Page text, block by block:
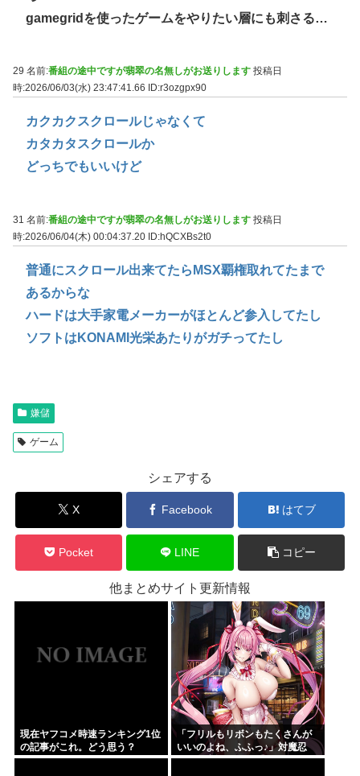
gamegridを使ったゲームをやりたい層にも刺さる…
29 名前:番組の途中ですが翡翠の名無しがお送りします 投稿日
時:2026/06/03(水) 23:47:41.66
ID:r3ozgpx90
カクカクスクロールじゃなくて
カタカタスクロールか
どっちでもいいけど
31 名前:番組の途中ですが翡翠の名無しがお送りします 投稿日
時:2026/06/04(木) 00:04:37.20 ID:hQCXBs2t0
普通にスクロール出来てたらMSX覇権取れてたまで
あるからな
ハードは大手家電メーカーがほとんど参入してたし
ソフトはKONAMI光栄あたりがガチってたし
嫌儲
ゲーム
シェアする
X Facebook はてブ
Pocket LINE コピー
他まとめサイト更新情報
現在ヤフコメ時速ランキング1位
の記事がこれ。どう思う？
「フリルもリボンもたくさんが
いいのよね、ふふっ♪」対魔忍
RPG・新イベント『バニーとヨ